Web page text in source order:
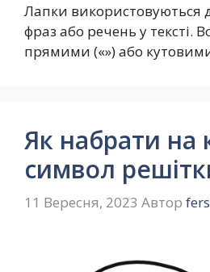
Лапки використовуються
фраз або речень у тексті.
прямими («») або
Як набрати на
символ
11 Вересня, 2023 Автор